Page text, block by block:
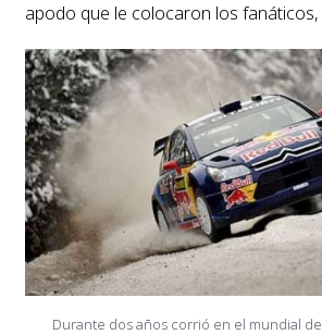
apodo que le colocaron los fanáticos,
Durante dos años corrió en el mundial